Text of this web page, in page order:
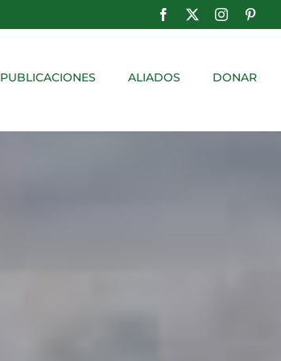
Facebook Instagram
PUBLICACIONES ALIADOS DONAR